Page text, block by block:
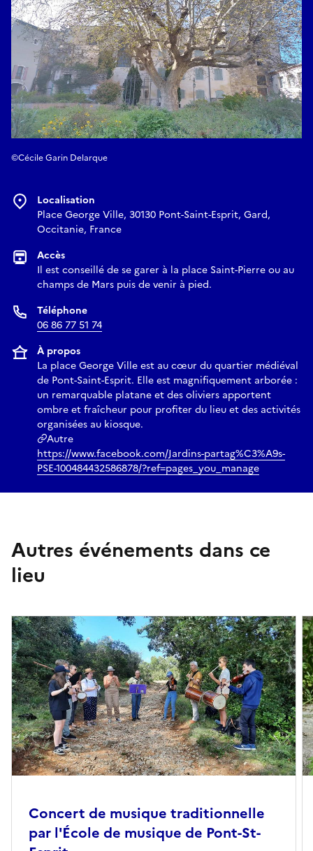
©Cécile Garin Delarque
Localisation
Place George Ville, 30130 Pont-Saint-Esprit, Gard,
Occitanie, France
Accès
Il est conseillé de se garer à la place Saint-Pierre ou au
champs de Mars puis de venir à pied.
Téléphone
06 86 77 51 74
À propos
La place George Ville est au cœur du quartier médiéval
de Pont-Saint-Esprit. Elle est magnifiquement arborée :
un remarquable platane et des oliviers apportent
ombre et fraîcheur pour profiter du lieu et des activités
organisées au kiosque.
Autre
https://www.facebook.com/Jardins-partag%C3%A9s-
PSE-100484432586878/?ref=pages_you_manage
Autres événements dans ce
lieu
Concert de musique traditionnelle
par l'École de musique de Pont-St-